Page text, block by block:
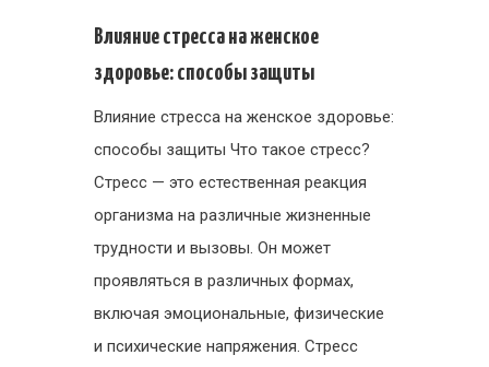
Влияние стресса на женское
здоровье: способы защиты
Влияние стресса на женское здоровье:
способы защиты Что такое стресс?
Стресс — это естественная реакция
организма на различные жизненные
трудности и вызовы. Он может
проявляться в различных формах,
включая эмоциональные, физические
и психические напряжения. Стресс